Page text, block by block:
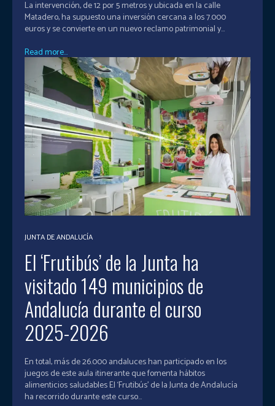
La intervención, de 12 por 5 metros y ubicada en la calle
Matadero, ha supuesto una inversión cercana a los 7.000
euros y se convierte en un nuevo reclamo patrimonial y...
Read more...
JUNTA DE ANDALUCÍA
El ‘Frutibús’ de la Junta ha
visitado 149 municipios de
Andalucía durante el curso
2025-2026
En total, más de 26.000 andaluces han participado en los
juegos de este aula itinerante que fomenta hábitos
alimenticios saludables El ‘Frutibús’ de la Junta de Andalucía
ha recorrido durante este curso...